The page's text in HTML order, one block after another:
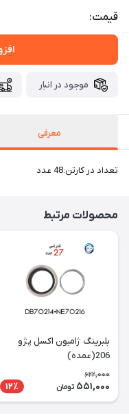
قیمت:
موجود در انبار
معرفی
تعداد در کارتن:48 عدد
محصولات مرتبط
بلبرینگ ژامبون اکسل پژو
206(عمده)
622,000
551,000 تومان 12٪